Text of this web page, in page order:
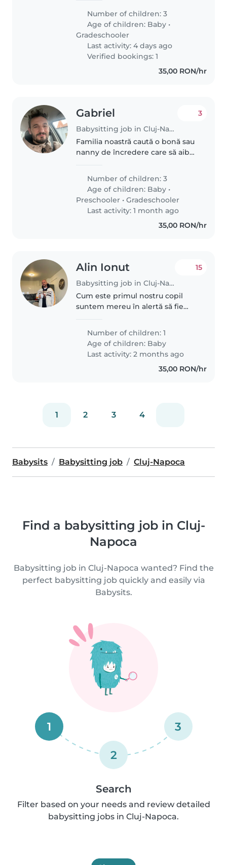
școlară. Copiii noștri sunt curioși,
prietenoși și energici. Uneori am
nevoie de ajutor..
Number of children: 3
Age of children: Baby •
Gradeschooler
Last activity: 4 days ago
Verified bookings: 1
35,00 RON/hr
Gabriel
Babysitting job in Cluj-Napoca
3
Familia noastră caută o bonă sau
nanny de încredere care să aibă
un bebeluș, un preșcolar și un
elev. Suntem în căutarea unei
persoane care se..
Number of children: 3
Age of children: Baby •
Preschooler •Gradeschooler
Last activity: 1 month ago
35,00 RON/hr
Alin Ionut
Babysitting job in Cluj-Napoca
15
Cum este primul nostru copil
suntem mereu în alertă să fie
obosită puțin , suntem oameni
serioși și respectuoși căutăm o
bonă calmă și de încredere..
Number of children: 1
Age of children: Baby
Last activity: 2 months ago
35,00 RON/hr
1 2 3 4
Babysits Babysitting job Cluj-Napoca
Find a babysitting job in Cluj-
Napoca
Babysitting job in Cluj-Napoca wanted? Find the
perfect babysitting job quickly and easily via
Babysits.
1
2
3
Search
Filter based on your needs and review detailed
babysitting jobs in Cluj-Napoca.